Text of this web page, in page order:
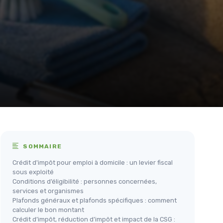
SOMMAIRE
Crédit d'impôt pour emploi à domicile : un levier fiscal
sous exploité
Conditions d’éligibilité : personnes concernées,
services et organismes
Plafonds généraux et plafonds spécifiques : comment
calculer le bon montant
Crédit d’impôt, réduction d’impôt et impact de la CSG :